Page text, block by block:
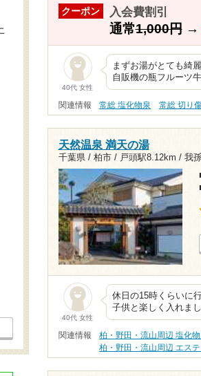
クーポン 入会費割引
通常1,000円→
40代 女性
まずお湯がとても綺
自販機の瓶フルーツ
関連情報 常総 塩化物泉 常総 切り
天然温泉 満天の湯
千葉県 / 柏市 / 戸頭駅8.12km / 我
40代 女性
休日の15時くらいに
子供と楽しく入れま
関連情報 柏・野田・流山周辺 塩化
柏・野田・流山周辺 エス